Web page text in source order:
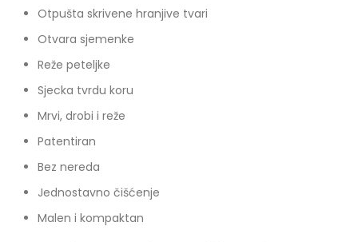
Otpušta skrivene hranjive tvari
Otvara sjemenke
Reže peteljke
Sjecka tvrdu koru
Mrvi, drobi i reže
Patentiran
Bez nereda
Jednostavno čišćenje
Malen i kompaktan